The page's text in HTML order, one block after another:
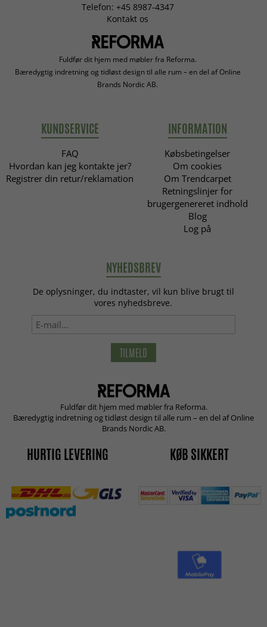
Telefon: +45 8987-4347
Kontakt os
Fuldfør dit hjem med møbler fra Reforma.
Bæredygtig indretning og tidløst design til alle rum – en del af Online
Brands Nordic AB.
KUNDSERVICE
FAQ
Hvordan kan jeg kontakte jer?
Registrer din retur/reklamation
INFORMATION
Købsbetingelser
Om cookies
Om Trendcarpet
Retningslinjer for
brugergenereret indhold
Blog
Log på
NYHEDSBREV
De oplysninger, du indtaster, vil kun blive brugt til
vores nyhedsbreve.
TILMELD
Fuldfør dit hjem med møbler fra Reforma.
Bæredygtig indretning og tidløst design til alle rum – en del af Online
Brands Nordic AB.
HURTIG LEVERING KØB SIKKERT